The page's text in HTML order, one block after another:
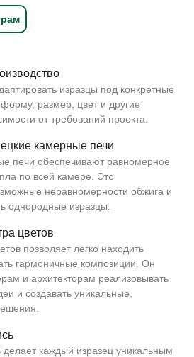
изразцы под конкретные
размер, цвет и другие
от требований проекта.
камерные печи
печи обеспечивают равномерное
по всей камере. Это
неравномерности обжига и
однородные изразцы.
цветов
позволяет легко находить
гармоничные композиции. Он
и архитекторам реализовывать
и создавать уникальные,
делает каждый изразец уникальным